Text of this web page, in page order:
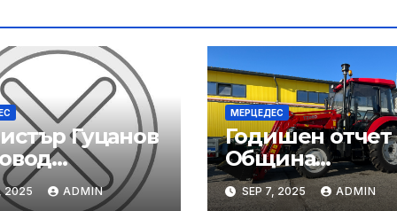
Гуцанов
инспектори
2025 ADMIN
МЕРЦЕДЕС
Годишен отчет
Община
Благоевград за
2024 година:
SEP 7, 2025 ADMIN